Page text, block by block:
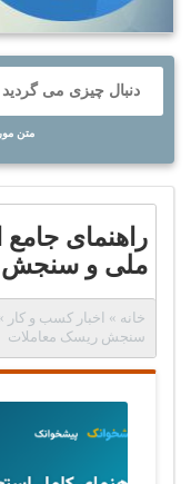
متن
راهنمای
ملی و سنجش
خانه » اخبار کسب و کار
سنجش ریسک معاملات